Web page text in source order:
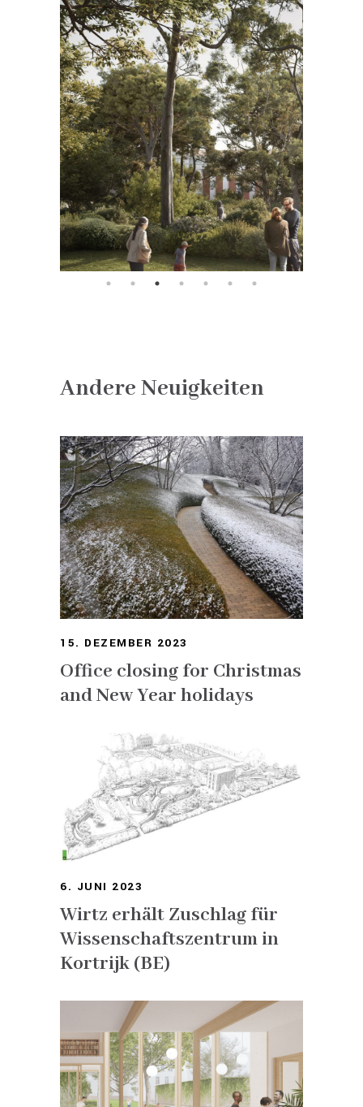
Andere Neuigkeiten
15. DEZEMBER 2023
Office closing for Christmas
and New Year holidays
6. JUNI 2023
Wirtz erhält Zuschlag für
Wissenschaftszentrum in
Kortrijk (BE)